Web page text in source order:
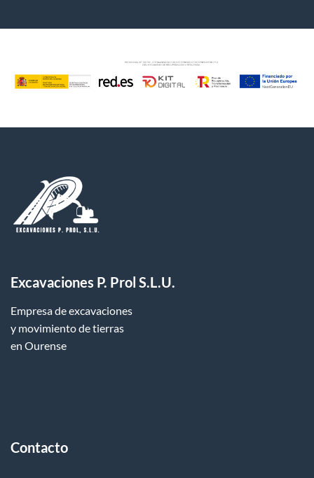
Excavaciones P. Prol S.L.U.
Empresa de excavaciones
y movimiento de tierras
en Ourense
Contacto